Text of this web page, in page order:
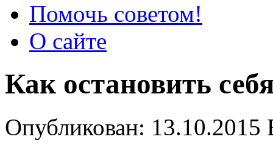
Помочь советом!
О сайте
Как остановить
Опубликован: